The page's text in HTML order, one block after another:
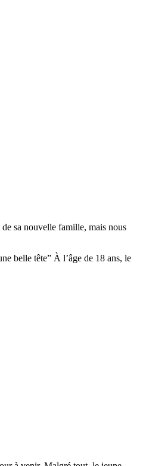
sa nouvelle famille, mais nous
belle tête” À l’âge de 18 ans, le